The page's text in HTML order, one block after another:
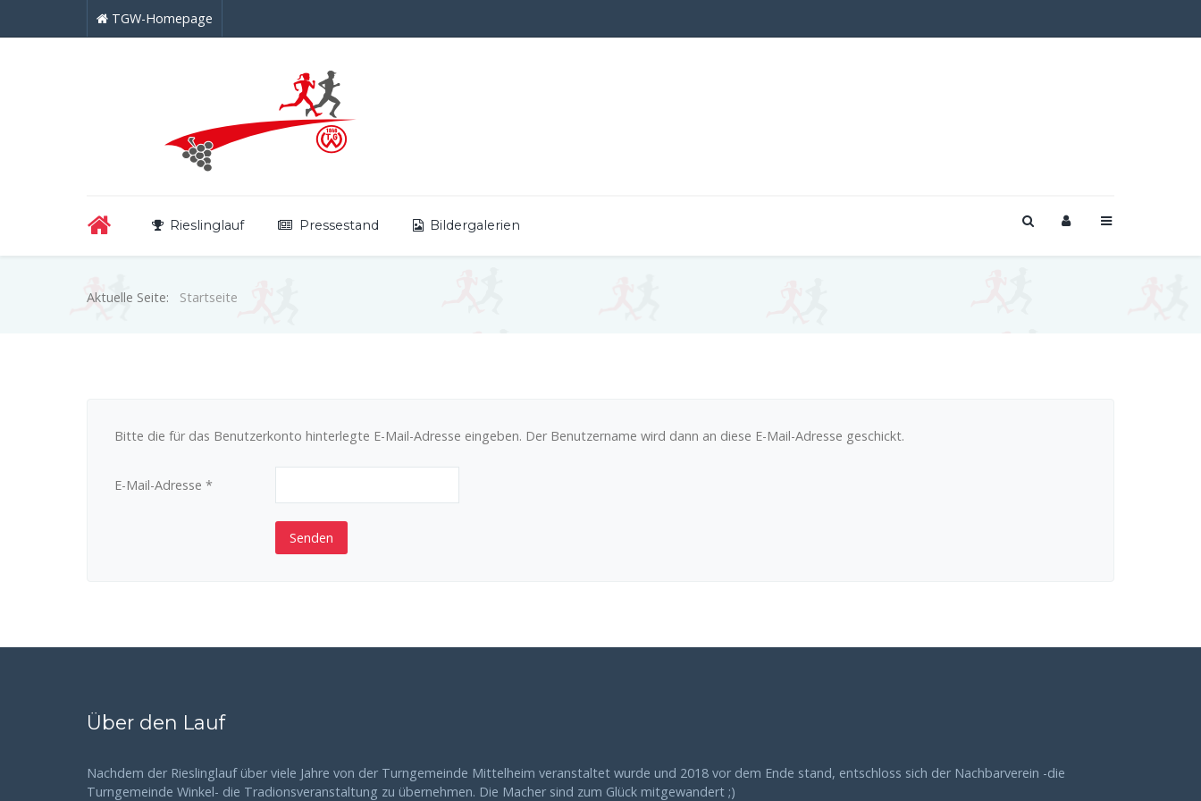
TGW-Homepage
Rieslinglauf Pressestand Bildergalerien
Aktuelle Seite: Startseite
Bitte die für das Benutzerkonto hinterlegte E-Mail-Adresse eingeben. Der Benutzername wird dann an diese E-Mail-Adresse geschickt.
E-Mail-Adresse *
Senden
Über den Lauf
Nachdem der Rieslinglauf über viele Jahre von der Turngemeinde Mittelheim veranstaltet wurde und 2018 vor dem Ende stand, entschloss sich der Nachbarverein -die
Turngemeinde Winkel- die Tradionsveranstaltung zu übernehmen. Die Macher sind zum Glück mitgewandert ;)